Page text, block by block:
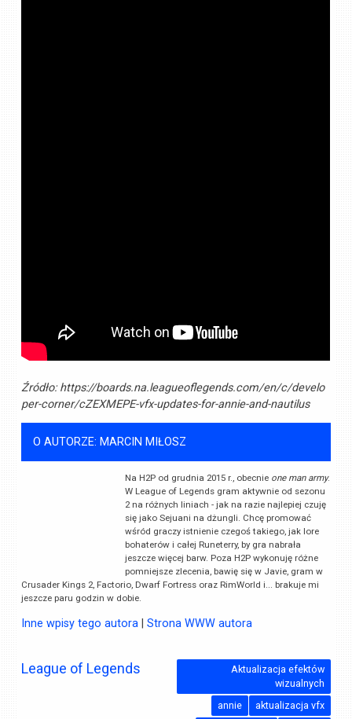
Źródło:https://boards.na.leagueoflegends.com/en/c/develo
per-corner/cZEXMEPE-vfx-updates-for-annie-and-nautilus
O AUTORZE: MARCIN MIŁOSZ
Na H2P od grudnia 2015 r., obecnie one man army.
W League of Legends gram aktywnie od sezonu
2 na różnych liniach - jak na razie najlepiej czuję
się jako Sejuani na dżungli. Chcę promować
wśród graczy istnienie czegoś takiego, jak lore
bohaterów i całej Runeterry, by gra nabrała
jeszcze więcej barw. Poza H2P wykonuję różne
pomniejsze zlecenia, bawię się w Javie, gram w
Crusader Kings 2, Factorio, Dwarf Fortress oraz RimWorld i... brakuje mi
jeszcze paru godzin w dobie.
Inne wpisy tego autora |Strona WWW autora
League of Legends
Aktualizacja efektów
wizualnych
aktualizacja vfx
annie